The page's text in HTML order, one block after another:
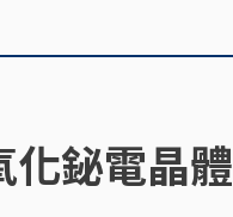
化鉍電晶體